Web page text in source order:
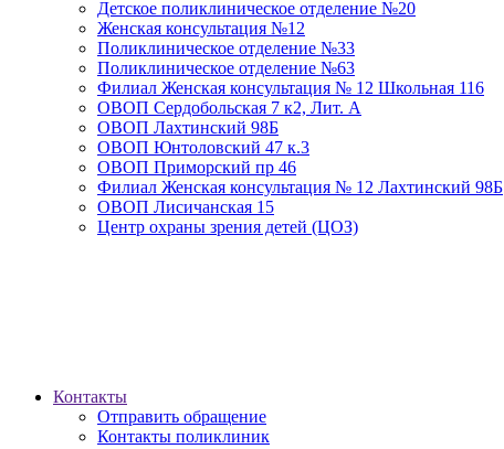
Детское поликлиническое отделение №20
Женская консультация №12
Поликлиническое отделение №33
Поликлиническое отделение №63
Филиал Женская консультация № 12 Школьная 116
ОВОП Сердобольская 7 к2, Лит. А
ОВОП Лахтинский 98Б
ОВОП Юнтоловский 47 к.3
ОВОП Приморский пр 46
Филиал Женская консультация № 12 Лахтинский 98Б
ОВОП Лисичанская 15
Центр охраны зрения детей (ЦОЗ)
Контакты
Отправить обращение
Контакты поликлиник